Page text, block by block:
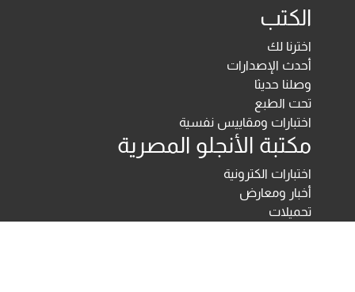
الكتب
اخترنا لك
أحدث الإصدارات
وصلنا حديثا
تحت الطبع
اختبارات ومقاييس نفسية
مكتبة الأنجلو المصرية
اختبارات الكترونية
أخبار ومعارض
تحميلات